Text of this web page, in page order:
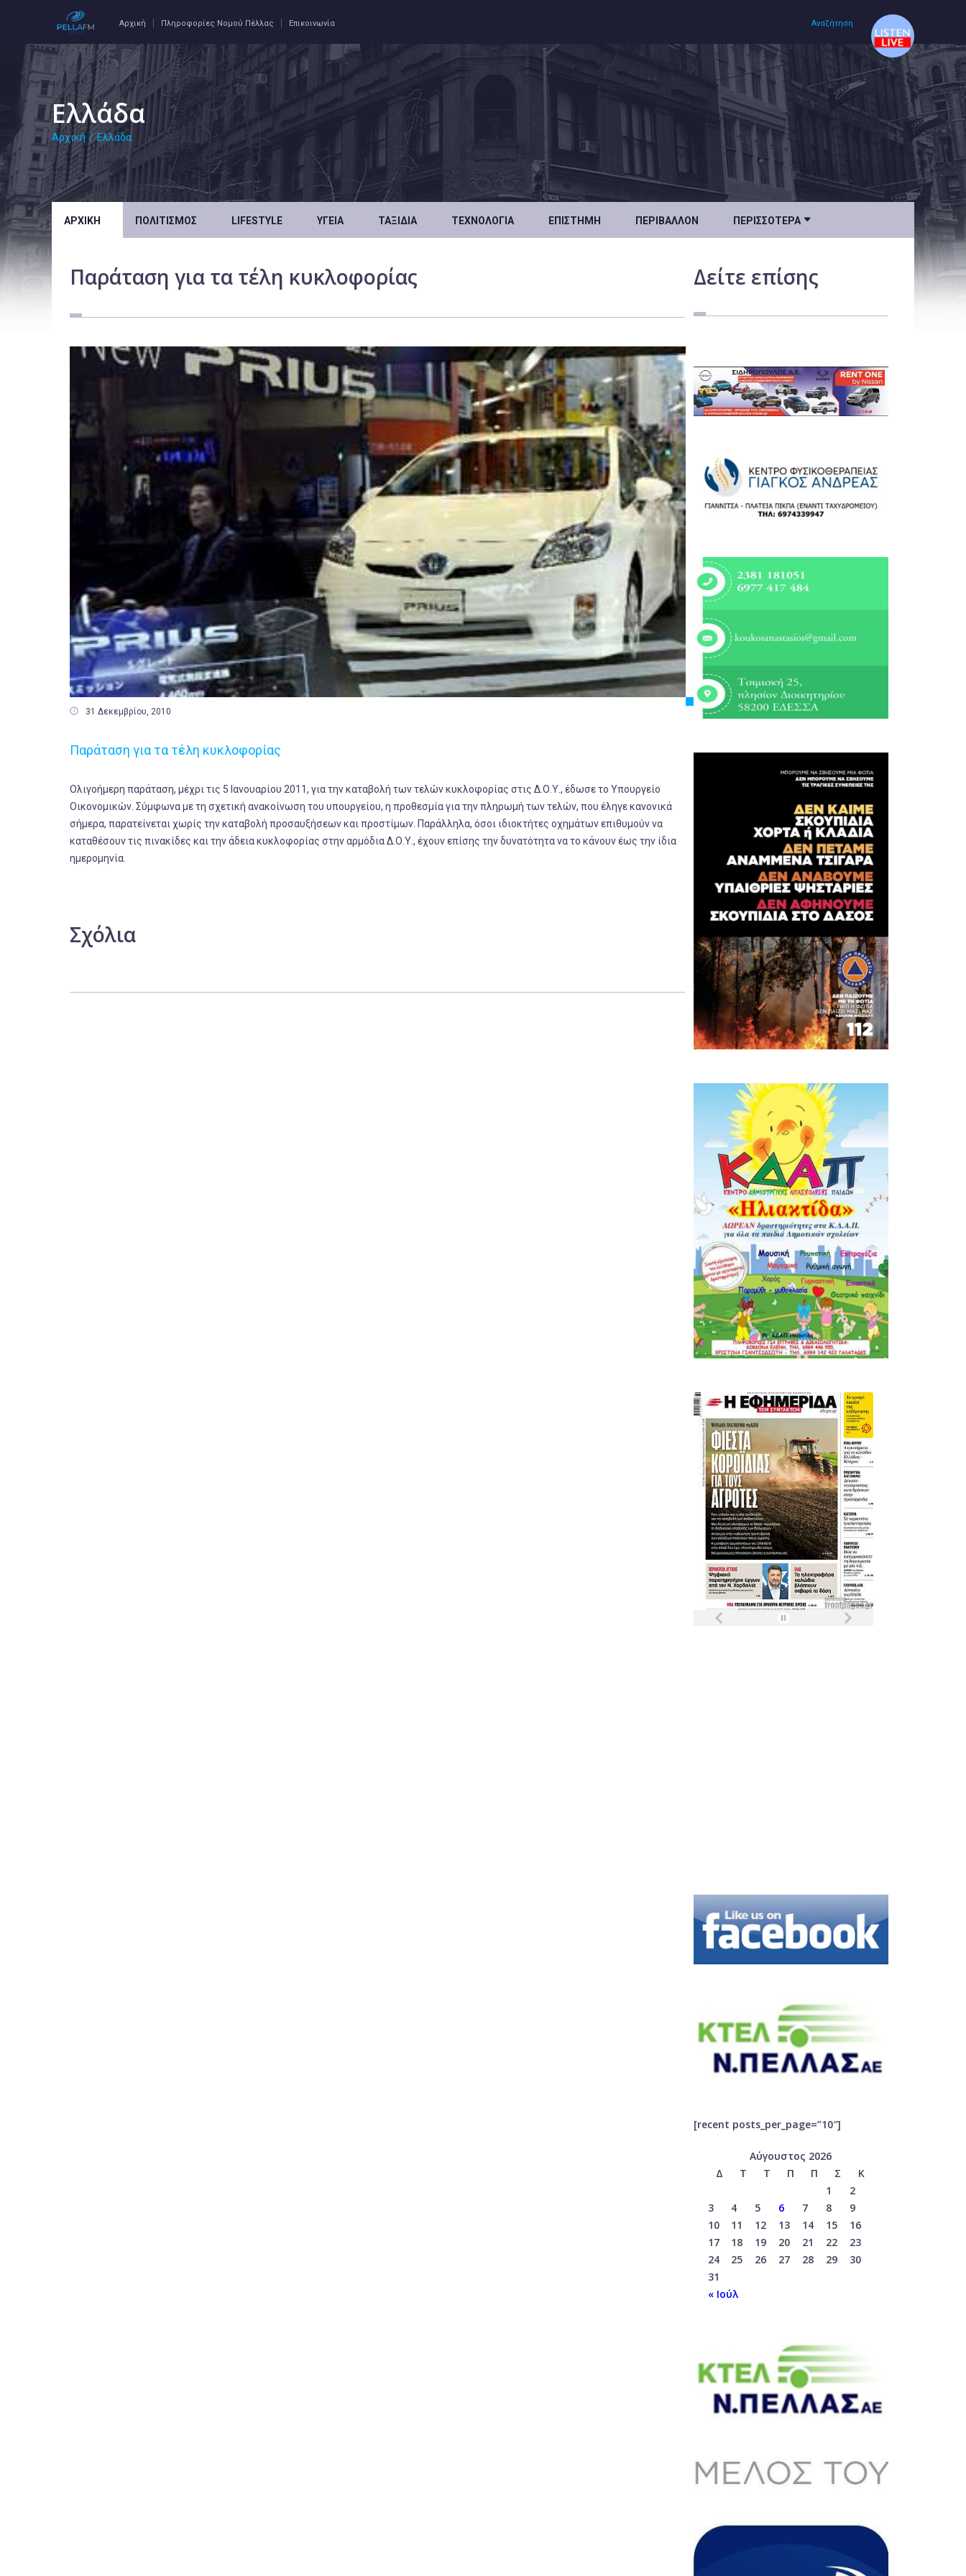
Αρχική Πληροφορίες Νομού Πέλλας Επικοινωνία Αναζήτηση
Ελλάδα
Αρχική / Ελλάδα
ΑΡΧΙΚΉ ΠΟΛΙΤΙΣΜΌΣ LIFESTYLE ΥΓΕΊΑ ΤΑΞΊΔΙΑ ΤΕΧΝΟΛΟΓΊΑ ΕΠΙΣΤΉΜΗ ΠΕΡΙΒΆΛΛΟΝ ΠΕΡΙΣΣΌΤΕΡΑ 
Παράταση για τα τέλη κυκλοφορίας
 31 Δεκεμβρίου, 2010
Παράταση για τα τέλη κυκλοφορίας
Ολιγοήμερη παράταση, μέχρι τις 5 Ιανουαρίου 2011, για την καταβολή των τελών κυκλοφορίας στις Δ.Ο.Υ., έδωσε το Υπουργείο
Οικονομικών. Σύμφωνα με τη σχετική ανακοίνωση του υπουργείου, η προθεσμία για την πληρωμή των τελών, που έληγε κανονικά
σήμερα, παρατείνεται χωρίς την καταβολή προσαυξήσεων και προστίμων. Παράλληλα, όσοι ιδιοκτήτες οχημάτων επιθυμούν να
καταθέσουν τις πινακίδες και την άδεια κυκλοφορίας στην αρμόδια Δ.Ο.Υ., έχουν επίσης την δυνατότητα να το κάνουν έως την ίδια
ημερομηνία.
Σχόλια
Δείτε επίσης
[recent posts_per_page=”10″]
Αύγουστος 2026
Δ
Τ Τ Π Π Σ
Κ
1
2
3
4 5 6 7 8
9
10
11 12 13 14 15
16
17
18 19 20 21 22
23
24
25 26 27 28 29
30
31
« Ιούλ
Αρχική
Πολιτισμός
Υγεία
Ταξίδια
Επιστήμη
Περιβάλλον
Κόσμος
Τοπικά
Πολιτική
Αθλητικά